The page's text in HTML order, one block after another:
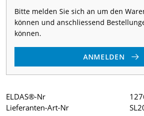
Bitte melden Sie sich an um den
können und anschliessend
können.
ANMELDEN
ELDAS®-Nr
Lieferanten-Art-Nr